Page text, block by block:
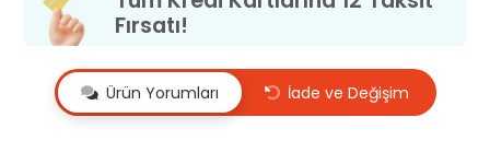
Fırsatı!
Ürün Yorumları İade ve Değişim